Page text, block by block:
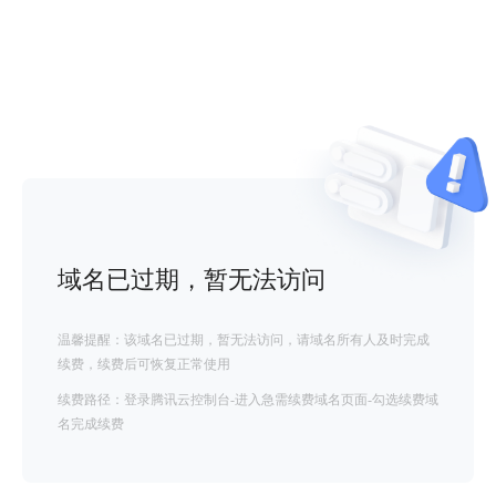
域名已过期，暂无法访问
温馨提醒：该域名已过期，暂无法访问，请域名所有人及时完成
续费，续费后可恢复正常使用
续费路径：登录腾讯云控制台-进入急需续费域名页面-勾选续费域
名完成续费